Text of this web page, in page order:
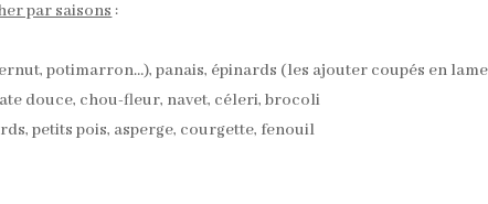
par saisons :
potimarron…), panais, épinards (les ajouter coupés en
douce, chou-fleur, navet, céleri, brocoli
petits pois, asperge, courgette, fenouil